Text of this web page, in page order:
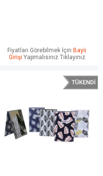
Fiyatları Görebilmek İçin Bayii
Girişi Yapmalısınız Tıklayınız